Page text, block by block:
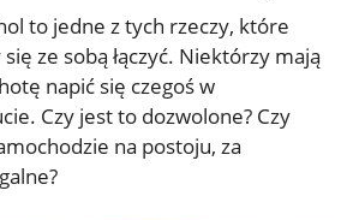
to jedne z tych rzeczy, które
ze sobą łączyć. Niektórzy mają
napić się czegoś w
Czy jest to dozwolone? Czy
na postoju, za